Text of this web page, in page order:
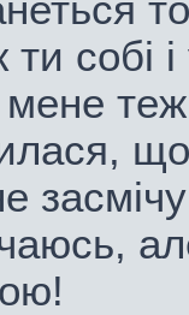
ти собі